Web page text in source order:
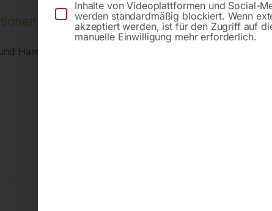
Handels GmbH
Inhalte von Videoplattformen und Social-
werden standardmäßig blockiert. Wenn
akzeptiert werden, ist für den Zugriff auf
manuelle Einwilligung mehr erforderlich.